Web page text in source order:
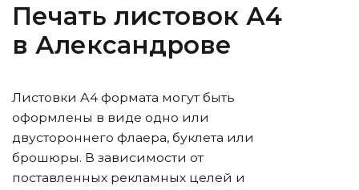
Печать листовок А4
в Александрове
Листовки А4 формата могут быть
оформлены в виде одно или
двустороннего флаера, буклета или
брошюры. В зависимости от
поставленных рекламных целей и